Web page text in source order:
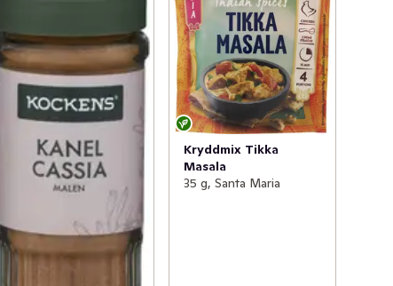
Kryddmix Tikka
Masala
35 g, Santa Maria